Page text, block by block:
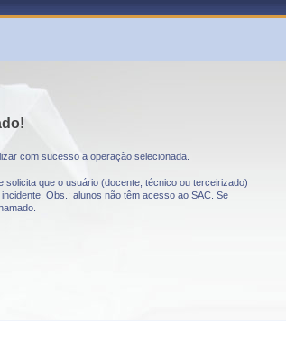
com sucesso a operação selecionada.
que o usuário (docente, técnico ou terceirizado)
Obs.: alunos não têm acesso ao SAC. Se